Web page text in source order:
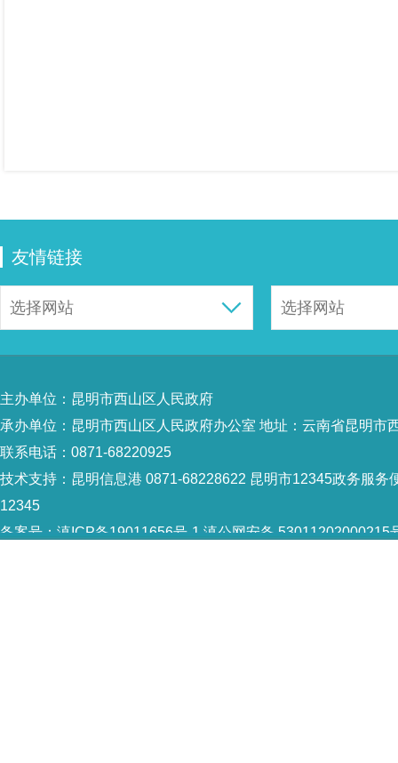
友情链接
主办单位：昆明市西山区人民政府
承办单位：昆明市西山区人民政府办公室 地址：云南省昆明市
联系电话：0871-68220925
技术支持： 昆明信息港 0871-68228622 昆明市12345政务服务
12345
备案号： 滇ICP备19011656号-1 滇公网安备 53011202000215